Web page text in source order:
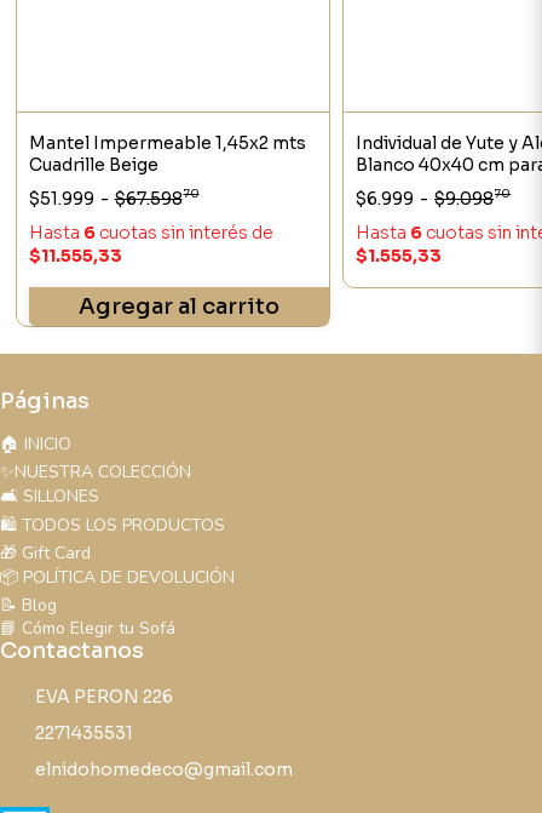
Mantel Impermeable 1,45x2 mts
Cuadrille Beige
$51.999 - $67.59870
Hasta 6cuotas sin interés de
$11.555,33
Agregar al carrito
Individual de Yute y
Blanco 40x40 cm
Decorativa
$6.999 - $9.09870
Hasta 6 cuotas sin
$1.555,33
Páginas
🏠 INICIO
✨NUESTRA COLECCIÓN
🛋️ SILLONES
🛍️ TODOS LOS PRODUCTOS
🎁 Gift Card
📦 POLÍTICA DE DEVOLUCIÓN
📝 Blog
📘 Cómo Elegir tu Sofá
Contactanos
EVA PERON 226
2271435531
elnidohomedeco@gmail.com